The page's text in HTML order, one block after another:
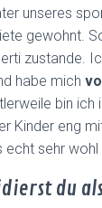
unseres
gewohnt.
zustande.
habe mich
bin ich
Kinder eng
echt sehr wohl
du